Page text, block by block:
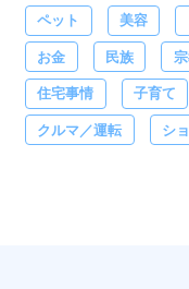
ペット 美容
お金 民族
住宅事情 子育て
クルマ／運転 シ